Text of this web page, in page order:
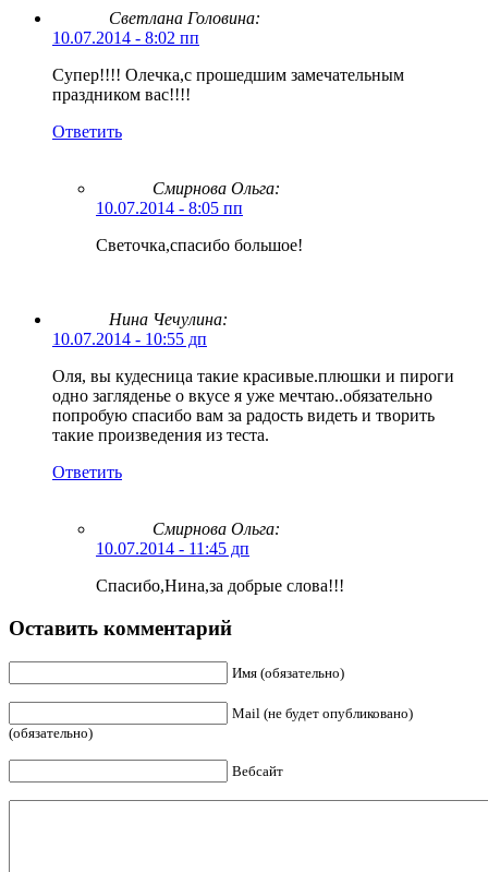
Светлана Головина:
10.07.2014 - 8:02 пп
Супер!!!! Олечка,с прошедшим замечательным
праздником вас!!!!
Ответить
Смирнова Ольга:
10.07.2014 - 8:05 пп
Светочка,спасибо большое!
Нина Чечулина:
10.07.2014 - 10:55 дп
Оля, вы кудесница такие красивые.плюшки и пироги
одно загляденье о вкусе я уже мечтаю..обязательно
попробую спасибо вам за радость видеть и творить
такие произведения из теста.
Ответить
Смирнова Ольга:
10.07.2014 - 11:45 дп
Спасибо,Нина,за добрые слова!!!
Оставить комментарий
Имя (обязательно)
Mail (не будет опубликовано)
(обязательно)
Вебсайт